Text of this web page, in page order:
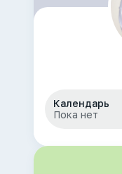
Календарь
Пока нет